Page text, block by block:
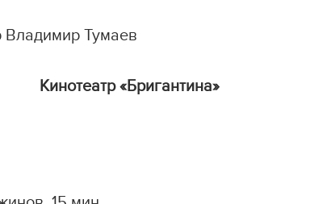
Тумаев
Кинотеатр «Бригантина»